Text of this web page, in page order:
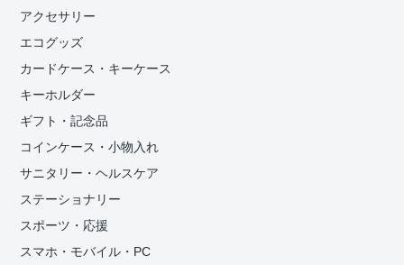
アクセサリー
エコグッズ
カードケース・キーケース
キーホルダー
ギフト・記念品
コインケース・小物入れ
サニタリー・ヘルスケア
ステーショナリー
スポーツ・応援
スマホ・モバイル・PC